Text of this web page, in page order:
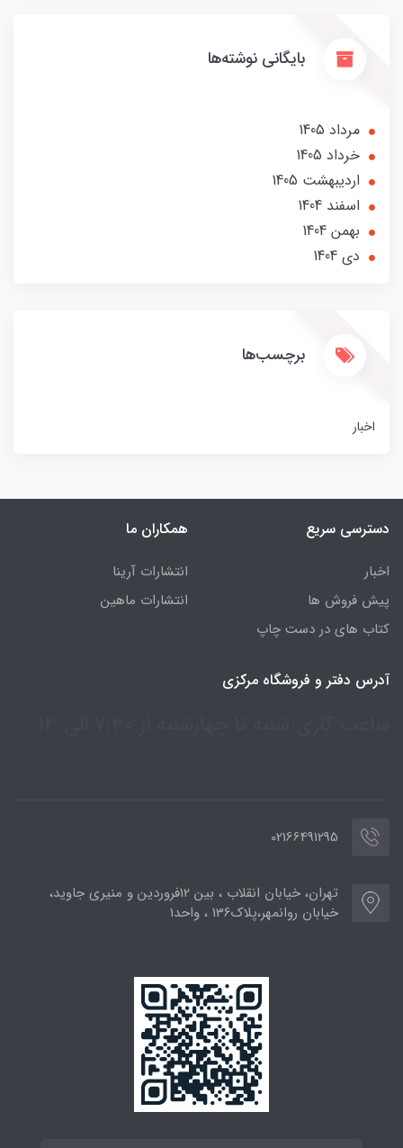
بایگانی نوشته‌ها
مرداد 1405
خرداد 1405
ارديبهشت 1405
اسفند 1404
بهمن 1404
دی 1404
برچسب‌ها
اخبار
دسترسی سریع
اخبار
پیش فروش ها
کتاب های در دست چاپ
همکاران ما
انتشارات آرینا
انتشارات ماهین
آدرس دفتر و فروشگاه مرکزی
02166491295
تهران، خیابان انقلاب ، بین 12فروردین و منیری جاوید،
خیابان روانمهر،پلاک136 ، واحد1